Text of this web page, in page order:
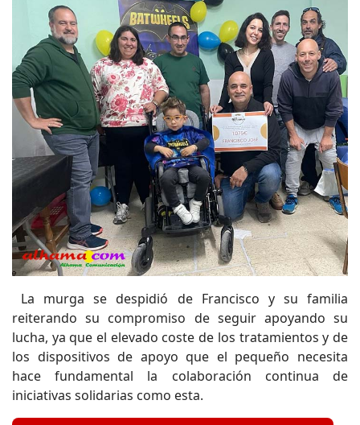
La murga se despidió de Francisco y su familia
reiterando su compromiso de seguir apoyando su
lucha, ya que el elevado coste de los tratamientos y de
los dispositivos de apoyo que el pequeño necesita
hace fundamental la colaboración continua de
iniciativas solidarias como esta.